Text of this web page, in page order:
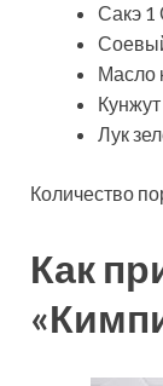
Сакэ 1
Масло
Лук
Количество
Как